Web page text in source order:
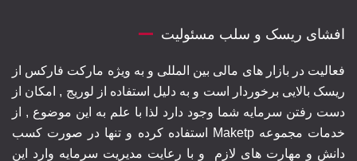
افشای ریسک و سلب مسئولیت
فعالیت در بازار های مالی بین المللی و به ویژه مارکت فارکس از
ریسک بالایی برخوردار است و به دلیل استفاده از لوریج , امکان از
دست رفتن سرمایه شما وجود دارد لذا با علم به این موضوع , از
خدمات مجموعه Maketp استفاده کرده و تنها در صورت کسب
دانش و مهارت های لازم
و با رعایت مدیریت سرمایه وارد این